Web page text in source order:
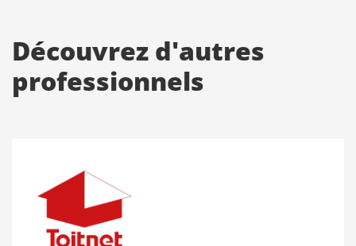
Découvrez d'autres
professionnels